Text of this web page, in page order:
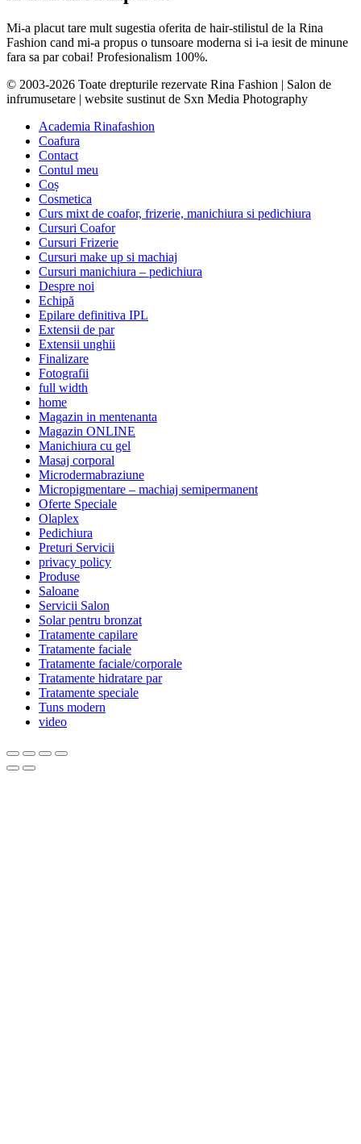
Mi-a placut tare mult sugestia oferita de hair-stilistul de la Rina
Fashion cand mi-a propus o tunsoare moderna si i-a iesit de minune
fara sa par cobai! Profesionalism 100%.
© 2003-2026 Toate drepturile rezervate Rina Fashion | Salon de
infrumusetare | website sustinut de Sxn Media Photography
Academia Rinafashion
Coafura
Contact
Contul meu
Coș
Cosmetica
Curs mixt de coafor, frizerie, manichiura si pedichiura
Cursuri Coafor
Cursuri Frizerie
Cursuri make up si machiaj
Cursuri manichiura – pedichiura
Despre noi
Echipă
Epilare definitiva IPL
Extensii de par
Extensii unghii
Finalizare
Fotografii
full width
home
Magazin in mentenanta
Magazin ONLINE
Manichiura cu gel
Masaj corporal
Microdermabraziune
Micropigmentare – machiaj semipermanent
Oferte Speciale
Olaplex
Pedichiura
Preturi Servicii
privacy policy
Produse
Saloane
Servicii Salon
Solar pentru bronzat
Tratamente capilare
Tratamente faciale
Tratamente faciale/corporale
Tratamente hidratare par
Tratamente speciale
Tuns modern
video